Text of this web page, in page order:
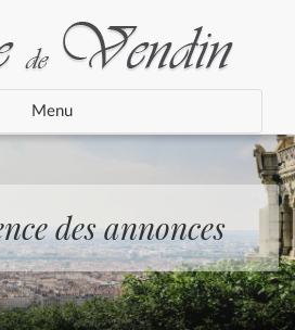
Menu
des annonces